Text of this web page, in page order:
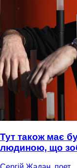
Тут також має
людиною, що